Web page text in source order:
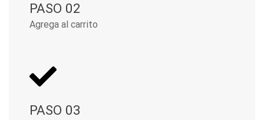
PASO 02
Agrega al carrito
PASO 03